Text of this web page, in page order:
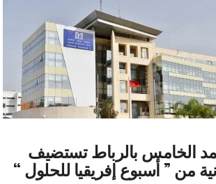
الخامس بالرباط ‏تستضيف
من ” أسبوع إفريقيا للحلول “